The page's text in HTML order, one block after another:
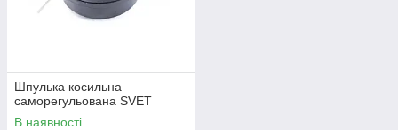
Шпулька косильна
саморегульована SVET
В наявності